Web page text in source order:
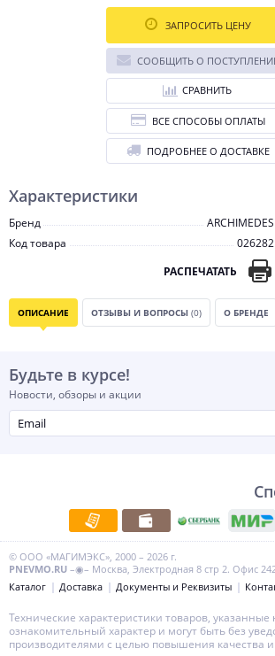
Характеристики
Бренд
ARCHIMEDES
Код товара
026282
РАСПЕЧАТАТЬ
ЗАПРОСИТЬ ЦЕНУ
СООБЩИТЬ О
СРАВНИТЬ
ВСЕ СПОСОБЫ ОПЛАТЫ
ПОДРОБНЕЕ О ДОСТАВКЕ
ОПИСАНИЕ ОТЗЫВЫ И ВОПРОСЫ (0) О БРЕНДЕ
Будьте в курсе!
Новости, обзоры и акции
© ООО «МАГИМЭКС», 2000 – 2026 г.
PNEVMO.RU –◉– Москва, Электродная 8 стр 2. Офис
Каталог
Доставка Документы и Реквизиты
Технические характеристики товаров, указанные
ознакомительный характер и могут быть без
производителями с целью повышения качества